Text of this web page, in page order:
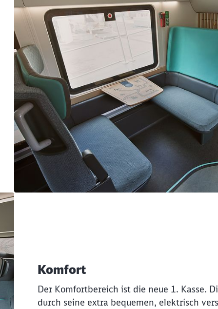
Komfort
Der Komfortbereich ist die neue 1. Kasse.
durch seine extra bequemen, elektrisch